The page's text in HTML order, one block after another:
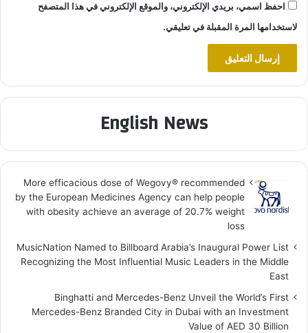
احفظ اسمي، بريدي الإلكتروني، والموقع الإلكتروني في هذا المتصفح
لاستخدامها المرة المقبلة في تعليقي.
English News
More efficacious dose of Wegovy®️ recommended
by the European Medicines Agency can help people
with obesity achieve an average of 20.7% weight
loss
MusicNation Named to Billboard Arabia’s Inaugural Power List
Recognizing the Most Influential Music Leaders in the Middle
East
Binghatti and Mercedes-Benz Unveil the World’s First
Mercedes-Benz Branded City in Dubai with an Investment
Value of AED 30 Billion